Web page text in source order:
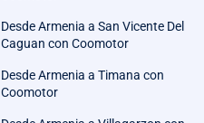
Desde Armenia a San Vicente Del
Caguan con Coomotor
Desde Armenia a Timana con
Coomotor